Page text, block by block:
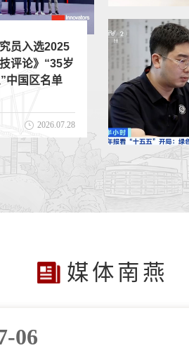
员入选2025
评论》“35岁
中国区名单
2026.07.28
媒体南燕
06